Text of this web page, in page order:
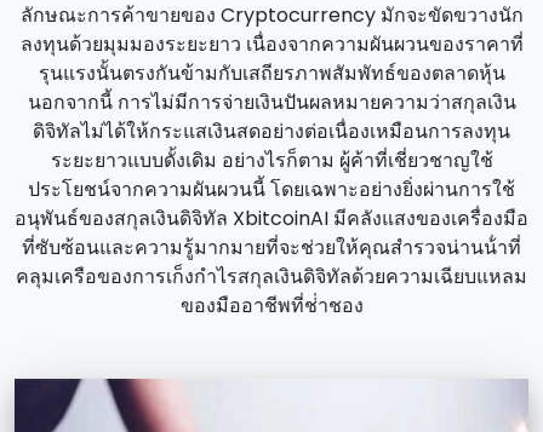
ลักษณะการค้าขายของ Cryptocurrency มักจะขัดขวางนัก
ลงทุนด้วยมุมมองระยะยาว เนื่องจากความผันผวนของราคาที่
รุนแรงนั้นตรงกันข้ามกับเสถียรภาพสัมพัทธ์ของตลาดหุ้น
นอกจากนี้ การไม่มีการจ่ายเงินปันผลหมายความว่าสกุลเงิน
ดิจิทัลไม่ได้ให้กระแสเงินสดอย่างต่อเนื่องเหมือนการลงทุน
ระยะยาวแบบดั้งเดิม อย่างไรก็ตาม ผู้ค้าที่เชี่ยวชาญใช้
ประโยชน์จากความผันผวนนี้ โดยเฉพาะอย่างยิ่งผ่านการใช้
อนุพันธ์ของสกุลเงินดิจิทัล XbitcoinAI มีคลังแสงของเครื่องมือ
ที่ซับซ้อนและความรู้มากมายที่จะช่วยให้คุณสํารวจน่านน้ําที่
คลุมเครือของการเก็งกําไรสกุลเงินดิจิทัลด้วยความเฉียบแหลม
ของมืออาชีพที่ช่ําชอง